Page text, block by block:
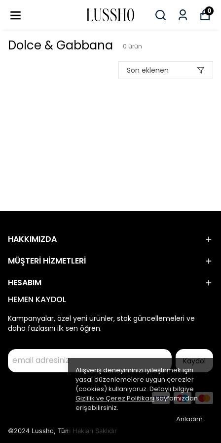
0
Alışveriş deneyiminizi iyileştirmek için
yasal düzenlemelere uygun çerezler
(cookies) kullanıyoruz. Detaylı bilgiye
Gizlilik ve Çerez Politikasısayfamızdan
erişebilirsiniz.
Anladım
Dolce & Gabbana 0 ürün
Son eklenen
HAKKIMIZDA
MÜŞTERİ HİZMETLERİ
HESABIM
HEMEN KAYDOL
Kampanyalar, özel yeni ürünler, stok güncellemeleri ve
daha fazlasını ilk sen öğren.
Kaydol
©2024 Lussho, Tüm Hakları Saklıdır